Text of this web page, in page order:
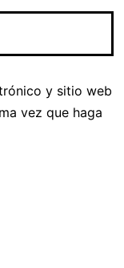
y sitio web
vez que haga